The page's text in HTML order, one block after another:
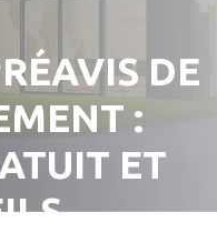
DE
:
ET